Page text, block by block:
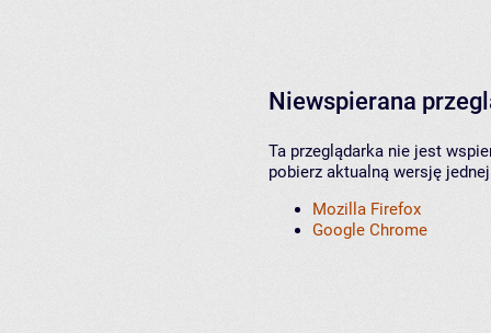
Niewspierana
Ta przeglądarka nie jest
pobierz aktualną wersję
Mozilla Firefox
Google Chrome